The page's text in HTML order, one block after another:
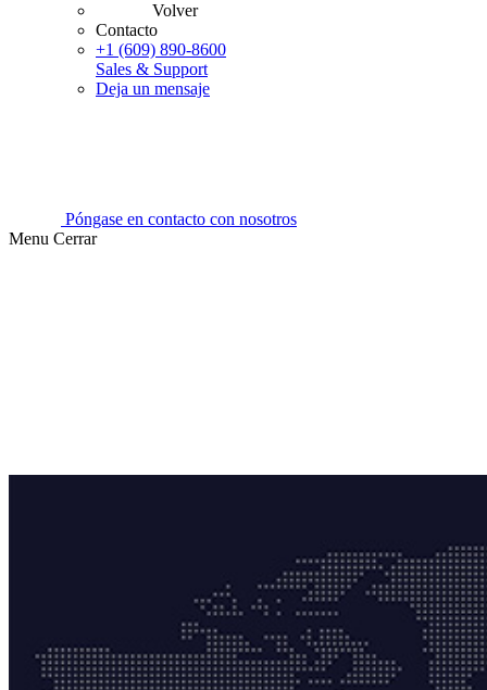
Volver
Contacto
+1 (609) 890-8600
Sales & Support
Deja un mensaje
Póngase en contacto con nosotros
Menu Cerrar